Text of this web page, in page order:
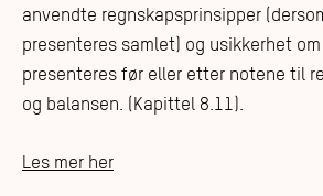
anvendte regnskapsprinsipper
presenteres samlet) og usikkerhet
presenteres før eller etter notene til
og balansen. (Kapittel 8.11).
Les mer her